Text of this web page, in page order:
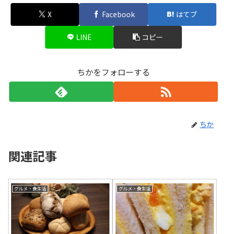
X Facebook はてブ
LINE コピー
ちかをフォローする
ちか
関連記事
グルメ・食生活 グルメ・食生活